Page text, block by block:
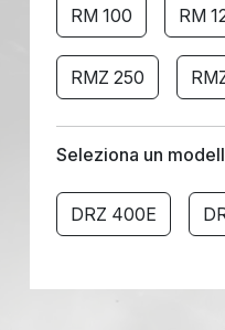
RM 100 RM
RMZ 250
Seleziona un
DRZ 400E